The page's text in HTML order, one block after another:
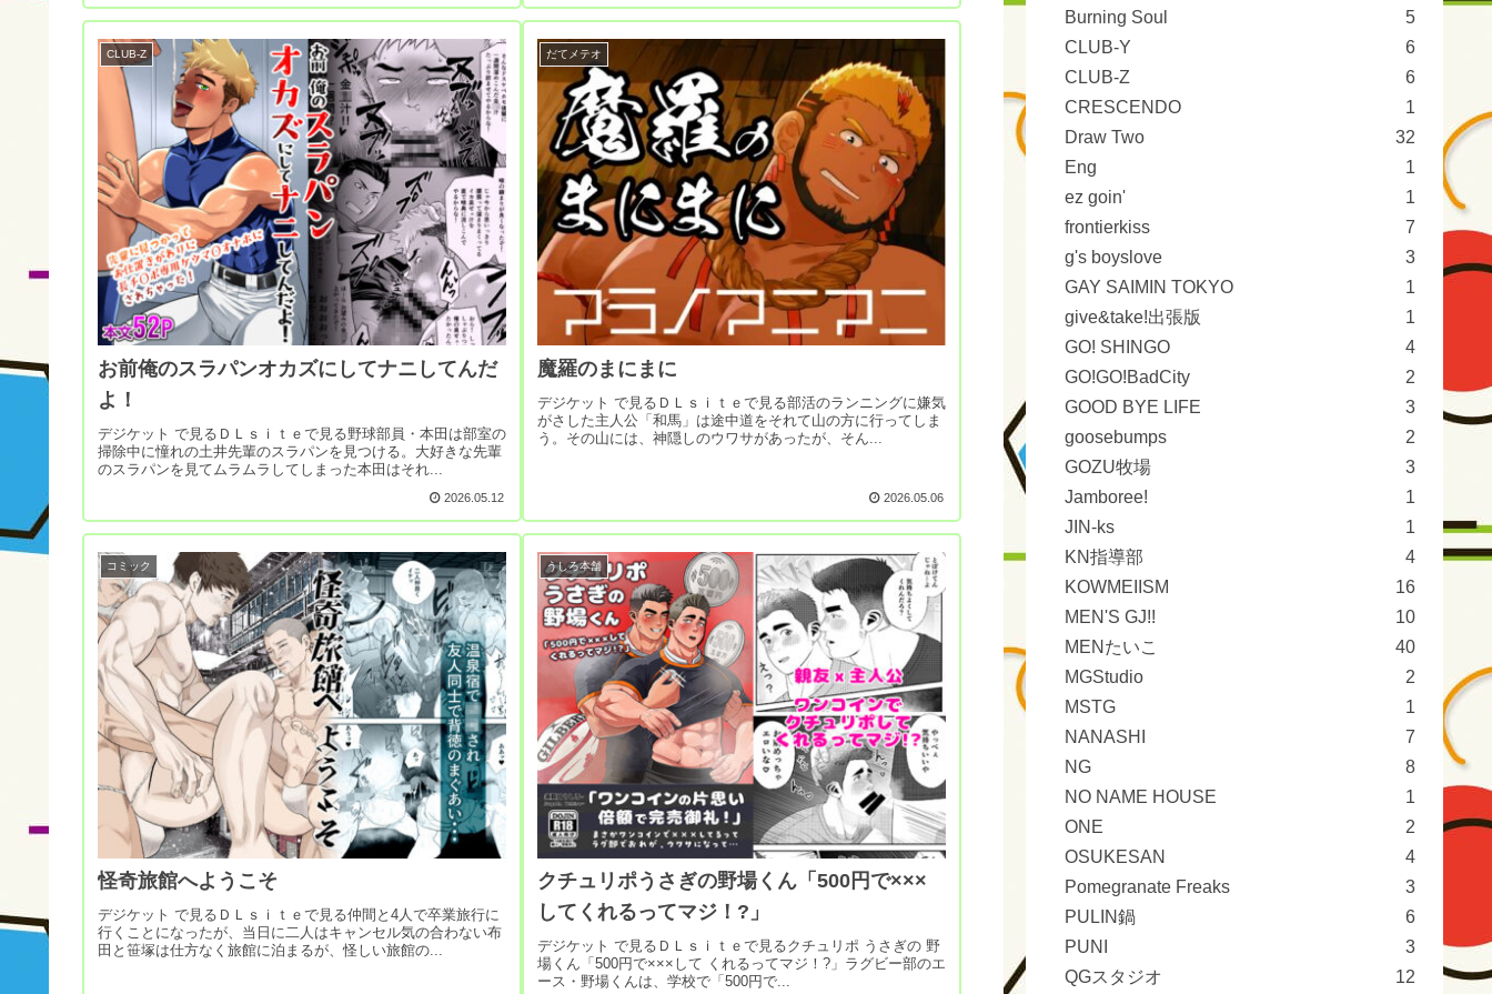
CLUB-Z
お前俺のスラパンオカズにしてナニしてんだ
よ！
デジケット で見るＤＬｓｉｔｅで見る野球部員・本田は部室の
掃除中に憧れの土井先輩のスラパンを見つける。大好きな先輩
のスラパンを見てムラムラしてしまった本田はそれ...
2026.05.12
だてメテオ
魔羅のまにまに
デジケット で見るＤＬｓｉｔｅで見る部活のランニングに嫌気
がさした主人公「和馬」は途中道をそれて山の方に行ってしま
う。その山には、神隠しのウワサがあったが、そん...
2026.05.06
コミック
怪奇旅館へようこそ
デジケット で見るＤＬｓｉｔｅで見る仲間と4人で卒業旅行に
行くことになったが、当日に二人はキャンセル気の合わない布
田と笹塚は仕方なく旅館に泊まるが、怪しい旅館の...
うしろ本舗
クチュリポうさぎの野場くん「500円で×××
してくれるってマジ！?」
デジケット で見るＤＬｓｉｔｅで見るクチュリポ うさぎの 野
場くん「500円で×××して くれるってマジ！?」ラグビー部のエ
ース・野場くんは、学校で「500円で...
Burning Soul
5
CLUB-Y
6
CLUB-Z
6
CRESCENDO
1
Draw Two
32
Eng
1
ez goin'
1
frontierkiss
7
g's boyslove
3
GAY SAIMIN TOKYO
1
give&take!出張版
1
GO! SHINGO
4
GO!GO!BadCity
2
GOOD BYE LIFE
3
goosebumps
2
GOZU牧場
3
Jamboree!
1
JIN-ks
1
KN指導部
4
KOWMEIISM
16
MEN'S GJ!!
10
MENたいこ
40
MGStudio
2
MSTG
1
NANASHI
7
NG
8
NO NAME HOUSE
1
ONE
2
OSUKESAN
4
Pomegranate Freaks
3
PULIN鍋
6
PUNI
3
QGスタジオ
12